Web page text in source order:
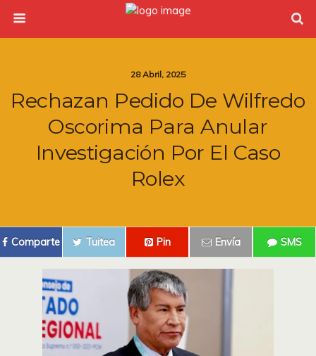
28 Abril, 2025
Rechazan Pedido De Wilfredo
Oscorima Para Anular
Investigación Por El Caso
Rolex
Comparte Tuitea Pin Envía SMS